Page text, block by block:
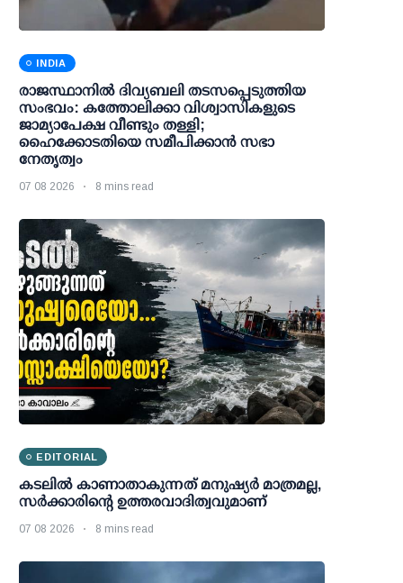
INDIA
രാജസ്ഥാനിൽ ദിവ്യബലി തടസപ്പെടുത്തിയ
സംഭവം: കത്തോലിക്കാ വിശ്വാസികളുടെ
ജാമ്യാപേക്ഷ വീണ്ടും തള്ളി;
ഹൈക്കോടതിയെ സമീപിക്കാൻ സഭാ
നേതൃത്വം
07 08 2026 8 mins read
EDITORIAL
കടലിൽ കാണാതാകുന്നത് മനുഷ്യർ മാത്രമല്ല,
സർക്കാരിന്റെ ഉത്തരവാദിത്വവുമാണ്
07 08 2026 8 mins read